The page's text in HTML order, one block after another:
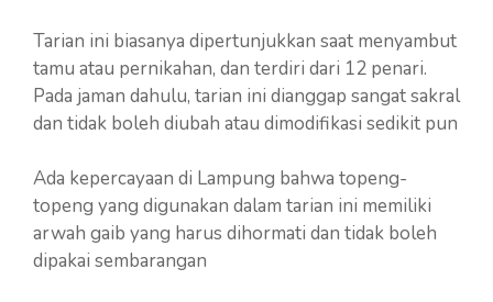
Tarian ini biasanya dipertunjukkan saat menyambut
tamu atau pernikahan, dan terdiri dari 12 penari.
Pada jaman dahulu, tarian ini dianggap sangat sakral
dan tidak boleh diubah atau dimodifikasi sedikit pun
Ada kepercayaan di Lampung bahwa topeng-
topeng yang digunakan dalam tarian ini memiliki
arwah gaib yang harus dihormati dan tidak boleh
dipakai sembarangan